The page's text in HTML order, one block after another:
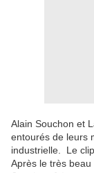
Alain Souchon et
entourés de leurs
industrielle. Le
Après le très